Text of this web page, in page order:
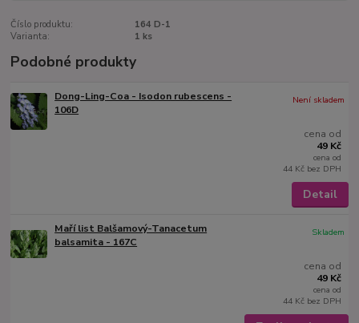
Číslo produktu:
164 D-1
Varianta:
1 ks
Podobné produkty
Dong-Ling-Coa - Isodon rubescens -
106D
cena od
49 Kč
cena od
44 Kč bez DPH
Není skladem
Detail
Maří list Balšamový-Tanacetum
balsamita - 167C
cena od
49 Kč
cena od
44 Kč bez DPH
Skladem